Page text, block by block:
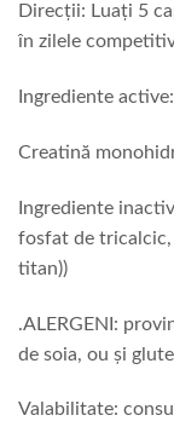
Direcții: Luați 5
în zilele
Ingrediente active:
Creatină
Ingrediente
fosfat de tricalcic,
titan))
.ALERGENI:
de soia, ou și
Valabilitate: